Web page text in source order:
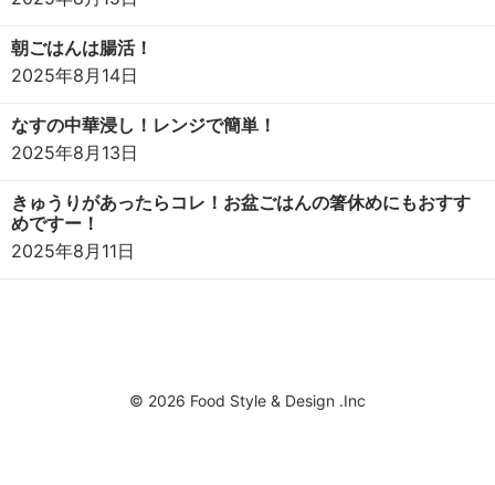
朝ごはんは腸活！
2025年8月14日
なすの中華浸し！レンジで簡単！
2025年8月13日
きゅうりがあったらコレ！お盆ごはんの箸休めにもおすす
めですー！
2025年8月11日
© 2026 Food Style & Design .Inc